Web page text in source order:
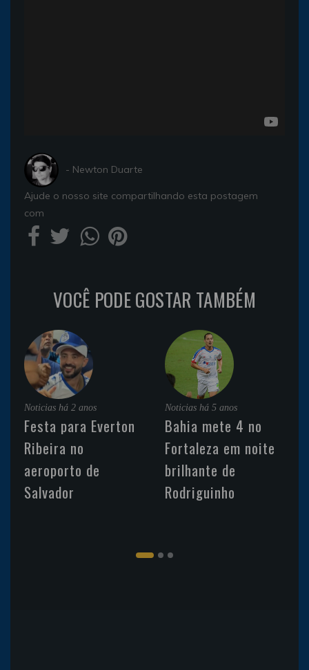
- Newton Duarte
Ajude o nosso site compartilhando esta postagem
com
VOCÊ PODE GOSTAR TAMBÉM
Noticias há 2 anos
Festa para Everton
Ribeira no
aeroporto de
Salvador
Noticias há 5 anos
Bahia mete 4 no
Fortaleza em noite
brilhante de
Rodriguinho